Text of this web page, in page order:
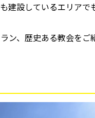
設しているエリアで
、歴史ある教会をご